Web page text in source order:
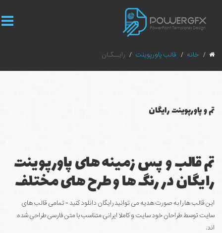
خانه قالب پاورپوینت رایــگـان
تم و پاورپوینت رایگان
تم قالب و پس زمینه های پاورپوینت
رایگان در رنگ ها و طرح های مختلف
این قالب ها را به صورت هدیه می توانید رایگان دانلود کنید - تمامی قالب های
سایت توسط طراحان خود سایت و کاملا ایرانی متناسب با متن فارسی طراحی شده
اند.